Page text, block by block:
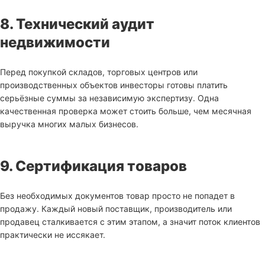
8. Технический аудит
недвижимости
Перед покупкой складов, торговых центров или
производственных объектов инвесторы готовы платить
серьёзные суммы за независимую экспертизу. Одна
качественная проверка может стоить больше, чем месячная
выручка многих малых бизнесов.
9. Сертификация товаров
Без необходимых документов товар просто не попадет в
продажу. Каждый новый поставщик, производитель или
продавец сталкивается с этим этапом, а значит поток клиентов
практически не иссякает.